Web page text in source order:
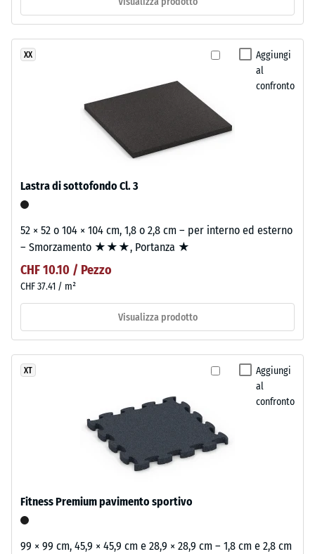
Aggiungi
al
confronto
XX
Lastra di sottofondo Cl. 3
52 × 52 o 104 × 104 cm, 1,8 o 2,8 cm – per interno ed esterno
– Smorzamento ★★★, Portanza ★
CHF 10.10 / Pezzo
CHF 37.41 / m²
Visualizza prodotto
Aggiungi
al
confronto
XT
Fitness Premium pavimento sportivo
99 × 99 cm, 45,9 × 45,9 cm e 28,9 × 28,9 cm – 1,8 cm e 2,8 cm